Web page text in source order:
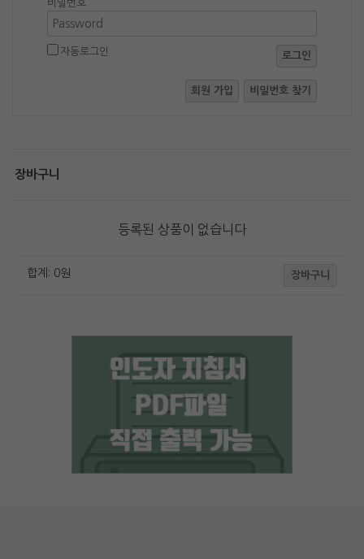
비밀번호
자동로그인 로그인
회원 가입 비밀번호 찾기
장바구니
등록된 상품이 없습니다
합계: 0원 장바구니